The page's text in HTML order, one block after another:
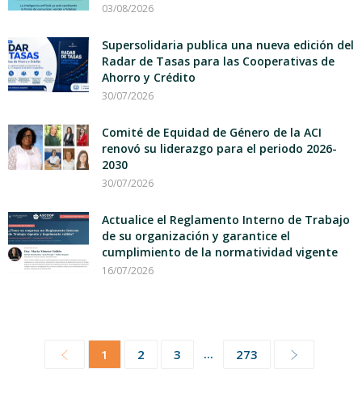
03/08/2026
Supersolidaria publica una nueva edición del
Radar de Tasas para las Cooperativas de
Ahorro y Crédito
30/07/2026
Comité de Equidad de Género de la ACI
renovó su liderazgo para el periodo 2026-
2030
30/07/2026
Actualice el Reglamento Interno de Trabajo
de su organización y garantice el
cumplimiento de la normatividad vigente
16/07/2026
1 2 3 ... 273